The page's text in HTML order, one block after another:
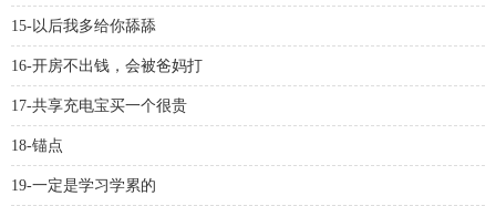
15-以后我多给你舔舔
16-开房不出钱，会被爸妈打
17-共享充电宝买一个很贵
18-锚点
19-一定是学习学累的